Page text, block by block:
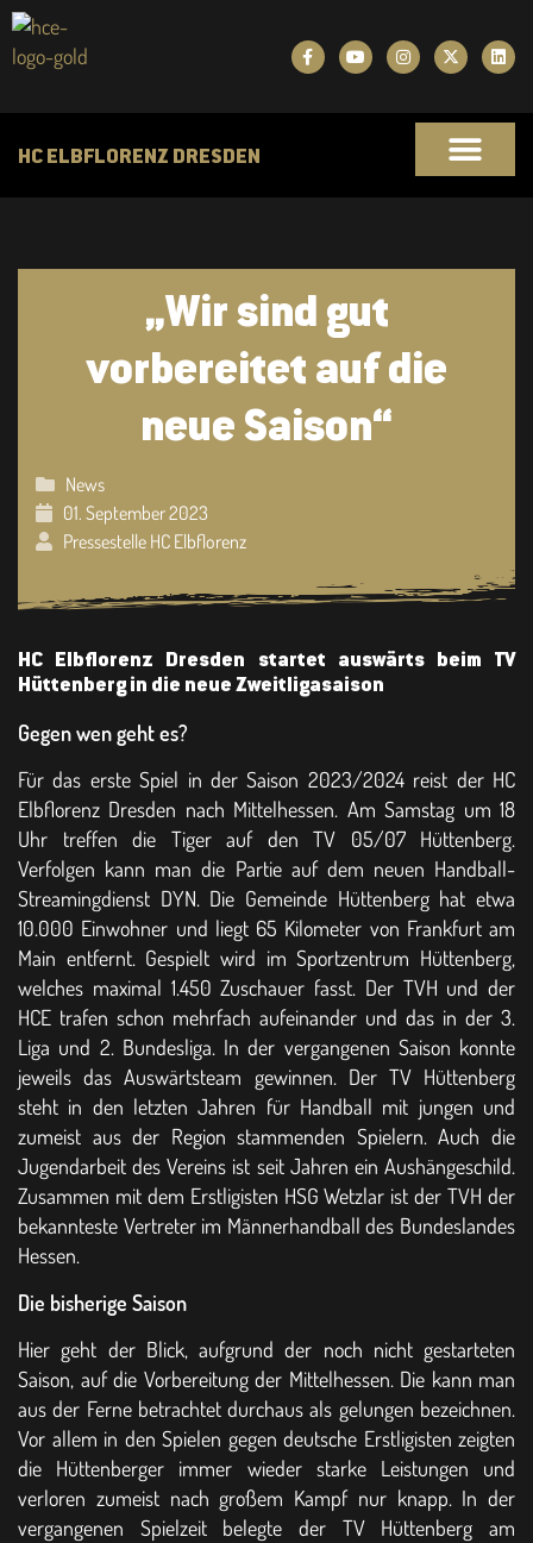
HC ELBFLORENZ DRESDEN
„Wir sind gut
vorbereitet auf die
neue Saison“
News
01. September 2023
Pressestelle HC Elbflorenz
HC Elbflorenz Dresden startet auswärts beim TV
Hüttenberg in die neue Zweitligasaison
Gegen wen geht es?
Für das erste Spiel in der Saison 2023/2024 reist der HC
Elbflorenz Dresden nach Mittelhessen. Am Samstag um 18
Uhr treffen die Tiger auf den TV 05/07 Hüttenberg.
Verfolgen kann man die Partie auf dem neuen Handball-
Streamingdienst DYN. Die Gemeinde Hüttenberg hat etwa
10.000 Einwohner und liegt 65 Kilometer von Frankfurt am
Main entfernt. Gespielt wird im Sportzentrum Hüttenberg,
welches maximal 1.450 Zuschauer fasst. Der TVH und der
HCE trafen schon mehrfach aufeinander und das in der 3.
Liga und 2. Bundesliga. In der vergangenen Saison konnte
jeweils das Auswärtsteam gewinnen. Der TV Hüttenberg
steht in den letzten Jahren für Handball mit jungen und
zumeist aus der Region stammenden Spielern. Auch die
Jugendarbeit des Vereins ist seit Jahren ein Aushängeschild.
Zusammen mit dem Erstligisten HSG Wetzlar ist der TVH der
bekannteste Vertreter im Männerhandball des Bundeslandes
Hessen.
Die bisherige Saison
Hier geht der Blick, aufgrund der noch nicht gestarteten
Saison, auf die Vorbereitung der Mittelhessen. Die kann man
aus der Ferne betrachtet durchaus als gelungen bezeichnen.
Vor allem in den Spielen gegen deutsche Erstligisten zeigten
die Hüttenberger immer wieder starke Leistungen und
verloren zumeist nach großem Kampf nur knapp. In der
vergangenen Spielzeit belegte der TV Hüttenberg am